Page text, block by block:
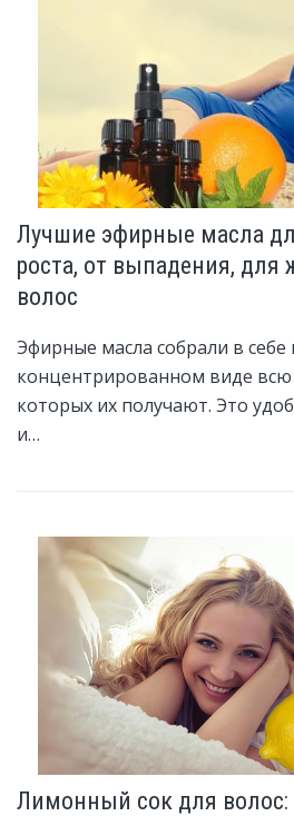
Лучшие эфирные масла
роста, от выпадения, для
волос
Эфирные масла собрали в себе
концентрированном виде всю
которых их получают. Это
и…
Лимонный сок для волос: